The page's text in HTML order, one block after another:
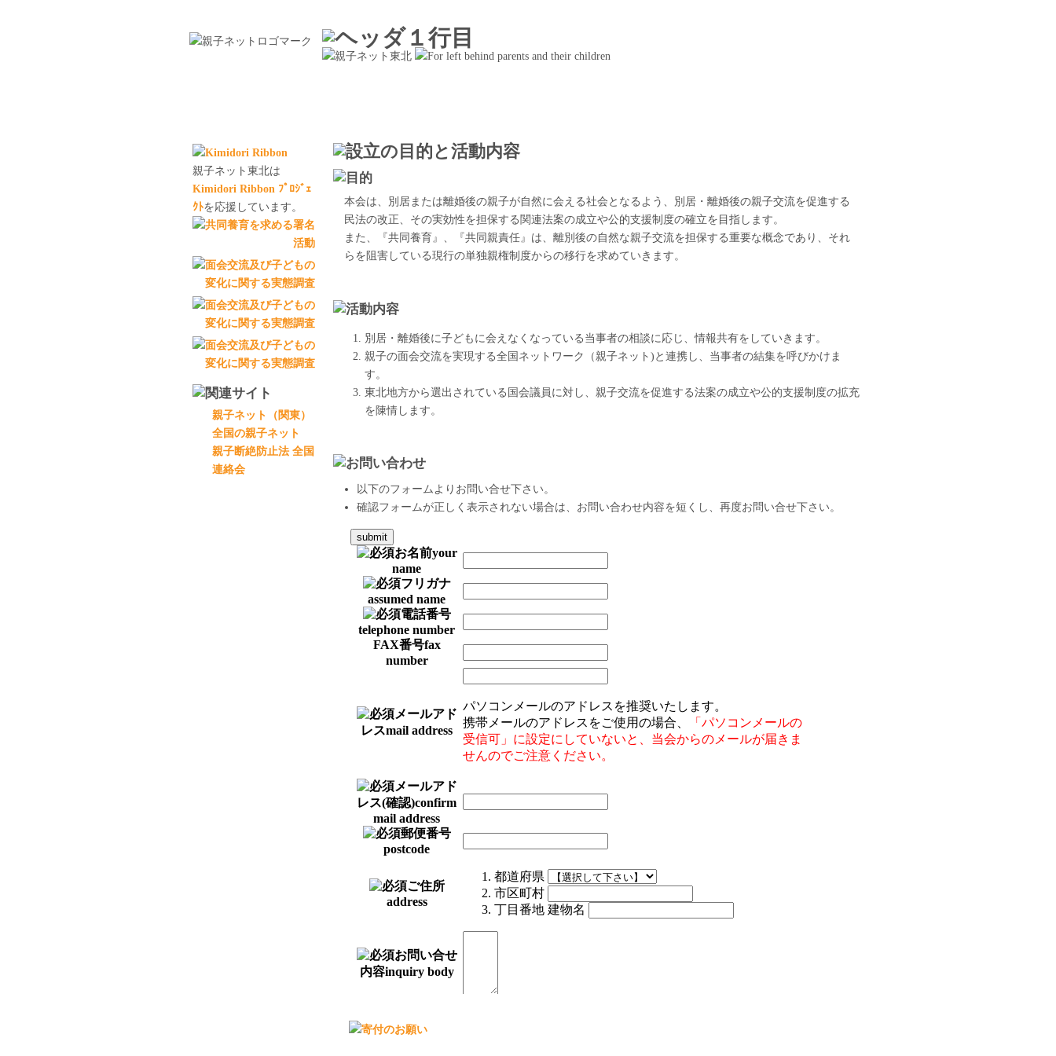
親子ネット東北は
Kimidori Ribbon ﾌﾟﾛｼﾞｪ
ｸﾄを応援しています。
親子ネット（関東）
全国の親子ネット
親子断絶防止法 全国
連絡会
本会は、別居または離婚後の親子が自然に会える社会となるよう、別居・離婚後の親子交流を促進する
民法の改正、その実効性を担保する関連法案の成立や公的支援制度の確立を目指します。
また、『共同養育』、『共同親責任』は、離別後の自然な親子交流を担保する重要な概念であり、それ
らを阻害している現行の単独親権制度からの移行を求めていきます。
別居・離婚後に子どもに会えなくなっている当事者の相談に応じ、情報共有をしていきます。
親子の面会交流を実現する全国ネットワーク（親子ネット)と連携し、当事者の結集を呼びかけま
す。
東北地方から選出されている国会議員に対し、親子交流を促進する法案の成立や公的支援制度の拡充
を陳情します。
以下のフォームよりお問い合せ下さい。
確認フォームが正しく表示されない場合は、お問い合わせ内容を短くし、再度お問い合せ下さい。